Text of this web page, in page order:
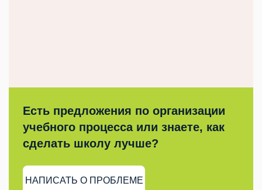
Есть предложения по организации
учебного процесса или знаете, как
сделать школу лучше?
НАПИСАТЬ О ПРОБЛЕМЕ